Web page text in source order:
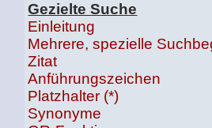
Gezielte Suche
Einleitung
Mehrere, spezielle
Zitat
Anführungszeichen
Platzhalter (*)
Synonyme